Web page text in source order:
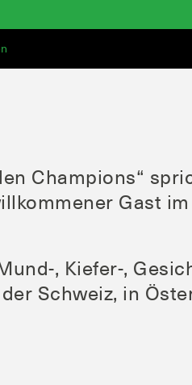
Cham­pi­ons“
Gast
Kiefer‑,
Schweiz, in